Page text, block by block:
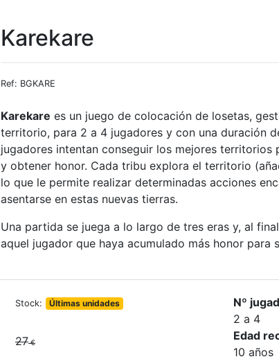
Karekare
Ref: BGKARE
Karekare es un juego de colocación de losetas,
territorio, para 2 a 4 jugadores y con una duración
jugadores intentan conseguir los mejores territorios
y obtener honor. Cada tribu explora el territorio
lo que le permite realizar determinadas acciones
asentarse en estas nuevas tierras.
Una partida se juega a lo largo de tres eras y, al
aquel jugador que haya acumulado más honor para
Stock: Últimas unidades
27€
Nº
2 a 4
Edad
10 años